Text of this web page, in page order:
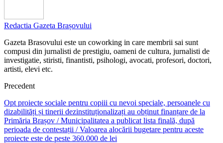
Redactia Gazeta Brașovului
Gazeta Brasovului este un coworking in care membrii sai sunt
compusi din jurnalisti de prestigiu, oameni de cultura, jurnalisti de
investigatie, stiristi, finantisti, psihologi, avocati, profesori, doctori,
artisti, elevi etc.
Precedent
Opt proiecte sociale pentru copiii cu nevoi speciale, persoanele cu
dizabilități și tinerii dezinstituționalizați au obținut finanțare de la
Primăria Brașov / Municipalitatea a publicat lista finală, după
perioada de contestații / Valoarea alocării bugetare pentru aceste
proiecte este de peste 360.000 de lei